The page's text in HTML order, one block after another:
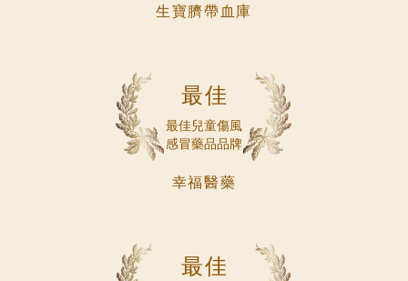
生寶臍帶血庫
最佳
最佳兒童傷風
感冒藥品品牌
幸福醫藥
最佳